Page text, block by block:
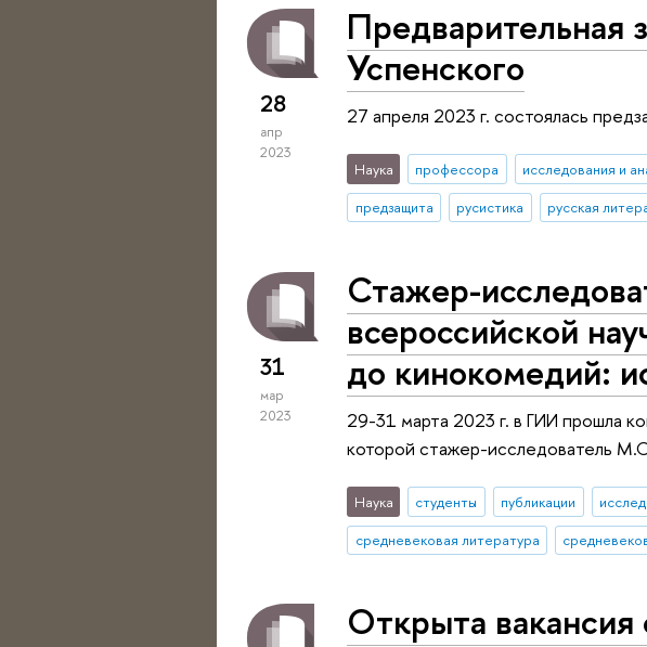
28
апр
2023
Предварительная
Успенского
27 апреля 2023 г. состоялась
Наука профессора исследования и
предзащита
русистика русская
31
мар
2023
Стажер-
всероссийской
до кинокомедий:
29-31 марта 2023 г. в ГИИ прошла
которой стажер-исследователь
Наука студенты публикации
средневековая литература
Открыта